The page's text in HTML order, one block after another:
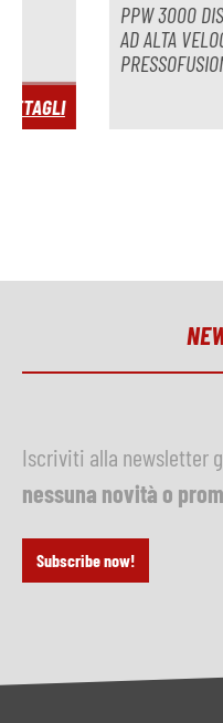
PPW 3000
AD ALTA
PRESSOFUSIONE
Iscriviti alla newsletter
nessuna novità o
Subscribe now!